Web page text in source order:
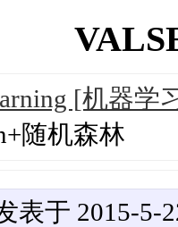
[机器学
随机森林
表于 2015-5-